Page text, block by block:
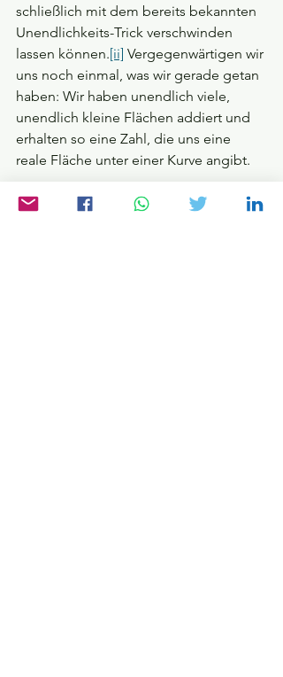
schließlich mit dem bereits bekannten
Unendlichkeits-Trick verschwinden
lassen können.[ii] Vergegenwärtigen wir
uns noch einmal, was wir gerade getan
haben: Wir haben unendlich viele,
unendlich kleine Flächen addiert und
erhalten so eine Zahl, die uns eine
reale Fläche unter einer Kurve angibt.